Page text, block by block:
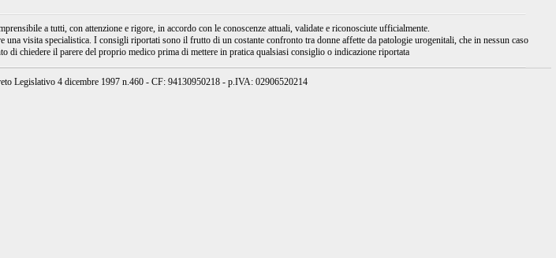
a tutti, con attenzione e rigore, in accordo con le conoscenze attuali, validate e riconosciute ufficialmente.
visita specialistica. I consigli riportati sono il frutto di un costante confronto tra donne affette da patologie urogenitali, che in nessun caso
chiedere il parere del proprio medico prima di mettere in pratica qualsiasi consiglio o indicazione riportata
Legislativo 4 dicembre 1997 n.460 - CF: 94130950218 - p.IVA: 02906520214